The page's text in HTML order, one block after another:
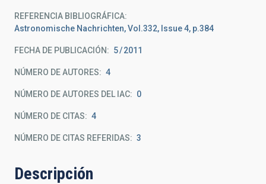
REFERENCIA BIBLIOGRÁFICA
Astronomische Nachrichten, Vol.332, Issue 4, p.384
FECHA DE PUBLICACIÓN: 5 2011
NÚMERO DE AUTORES 4
NÚMERO DE AUTORES DEL IAC 0
NÚMERO DE CITAS 4
NÚMERO DE CITAS REFERIDAS 3
Descripción